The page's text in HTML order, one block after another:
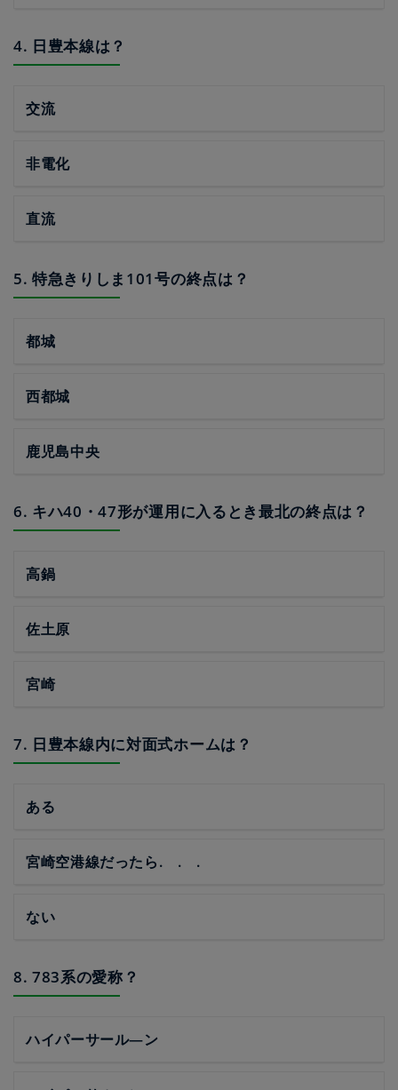
4. 日豊本線は？
交流
非電化
直流
5. 特急きりしま101号の終点は？
都城
西都城
鹿児島中央
6. キハ40・47形が運用に入るとき最北の終点は？
高鍋
佐土原
宮崎
7. 日豊本線内に対面式ホームは？
ある
宮崎空港線だったら. . .
ない
8. 783系の愛称？
ハイパーサール―ン